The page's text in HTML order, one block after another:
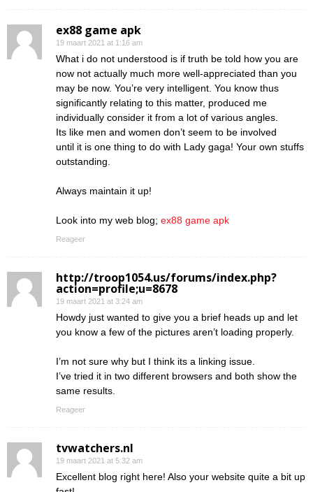
ex88 game apk
19 maart 2021 at 1:16 am
What i do not understood is if truth be told how you are
now not actually much more well-appreciated than you
may be now. You’re very intelligent. You know thus
significantly relating to this matter, produced me
individually consider it from a lot of various angles.
Its like men and women don’t seem to be involved
until it is one thing to do with Lady gaga! Your own stuffs
outstanding.
Always maintain it up!
Look into my web blog; ex88 game apk
Reageer
http://troop1054.us/forums/index.php?
action=profile;u=8678
19 maart 2021 at 3:24 am
Howdy just wanted to give you a brief heads up and let
you know a few of the pictures aren’t loading properly.
I’m not sure why but I think its a linking issue.
I’ve tried it in two different browsers and both show the
same results.
Reageer
tvwatchers.nl
19 maart 2021 at 5:32 am
Excellent blog right here! Also your website quite a bit up